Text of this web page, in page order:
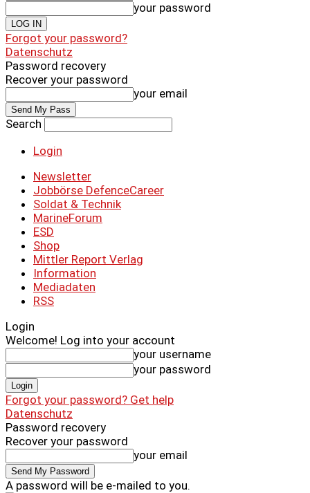
your password
Forgot your password?
Datenschutz
Password recovery
Recover your password
your email
Search
Login
Newsletter
Jobbörse DefenceCareer
Soldat & Technik
MarineForum
ESD
Shop
Mittler Report Verlag
Information
Mediadaten
RSS
Login
Welcome! Log into your account
your username
your password
Forgot your password? Get help
Datenschutz
Password recovery
Recover your password
your email
A password will be e-mailed to you.